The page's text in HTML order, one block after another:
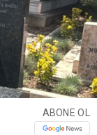
ABONE OL